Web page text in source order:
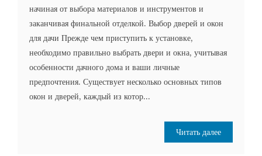
начиная от выбора материалов и инструментов и
заканчивая финальной отделкой. Выбор дверей и окон
для дачи Прежде чем приступить к установке,
необходимо правильно выбрать двери и окна, учитывая
особенности дачного дома и ваши личные
предпочтения. Существует несколько основных типов
окон и дверей, каждый из котор...
Читать далее